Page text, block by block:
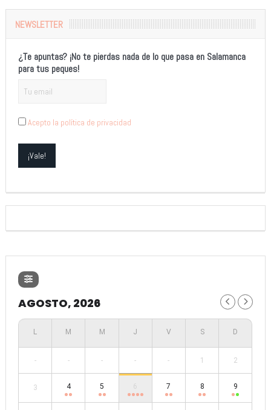
NEWSLETTER
¿Te apuntas? ¡No te pierdas nada de lo que pasa en Salamanca
para tus peques!
Acepto la política de privacidad
AGOSTO, 2026
- - - - - 1 2
3 4 5 6 7 8 9